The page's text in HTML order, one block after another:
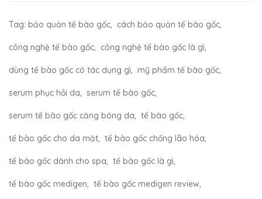
Tag: bảo quản tế bào gốc, cách bảo quản tế bào gốc,
công nghệ tế bào gốc, công nghệ tế bào gốc là gì,
dùng tế bào gốc có tác dụng gì, mỹ phẩm tế bào gốc,
serum phục hồi da, serum tế bào gốc,
serum tế bào gốc căng bóng da, tế bào gốc,
tế bào gốc cho da mặt, tế bào gốc chống lão hóa,
tế bào gốc dành cho spa, tế bào gốc là gì,
tế bào gốc medigen, tế bào gốc medigen review,